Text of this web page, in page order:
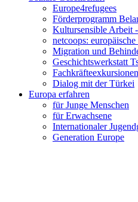
Europe4refugees
Förderprogramm
Kultursensible Arbeit
netcoops:
Migration und
Geschichtswerkstatt
Fachkräfteexkursionen
Dialog mit der Türkei
Europa erfahren
für Junge Menschen
für Erwachsene
Internationaler
Generation Europe